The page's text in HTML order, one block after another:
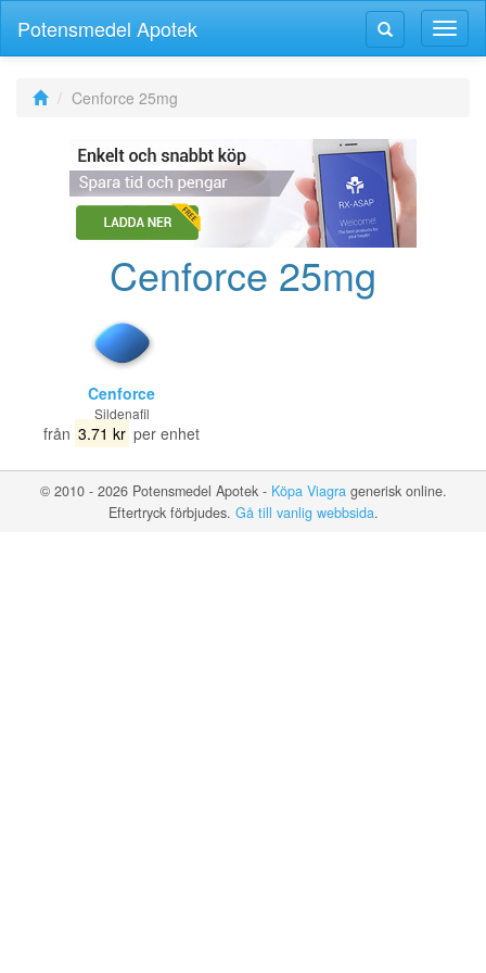
Växla
Växla
navigering
Potensmedel Apotek
Cenforce 25mg
Cenforce 25mg
Cenforce
Sildenafil
från 3.71 kr per enhet
© 2010 - 2026 Potensmedel Apotek - Köpa Viagragenerisk online.
Eftertryck förbjudes. Gå till vanlig webbsida.